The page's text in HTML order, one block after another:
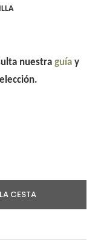
nuestra guíay
CESTA